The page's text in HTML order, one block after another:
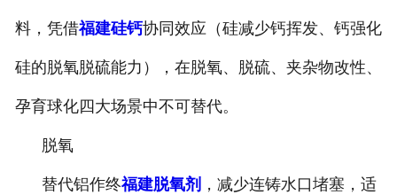
料，凭借福建硅钙协同效应（硅减少钙挥发、钙强化
硅的脱氧脱硫能力），在脱氧、脱硫、夹杂物改性、
孕育球化四大场景中不可替代。
脱氧
替代铝作终福建脱氧剂 ，减少连铸水口堵塞，适